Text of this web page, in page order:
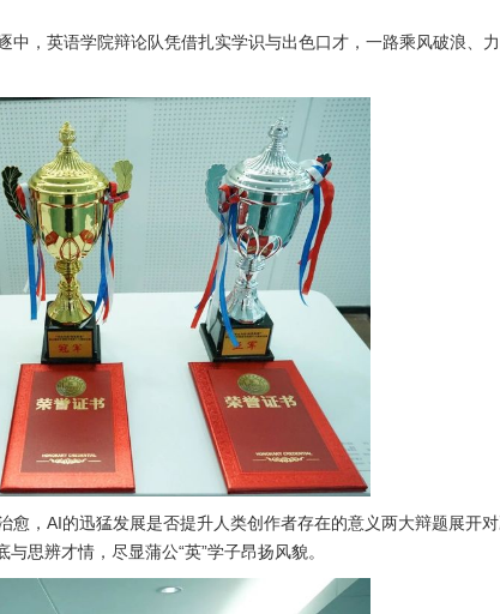
中，英语学院辩论队凭借扎实学识与出色口才，一路乘风破浪、
，AI的迅猛发展是否提升人类创作者存在的意义两大辩题展开
思辨才情，尽显蒲公“英”学子昂扬风貌。